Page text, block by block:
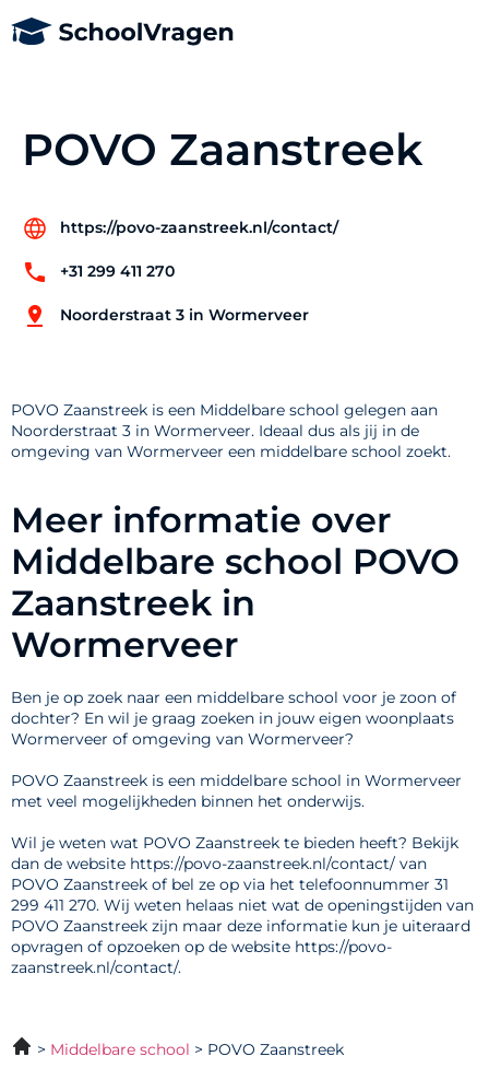
POVO Zaanstreek
https://povo-zaanstreek.nl/contact/
+31 299 411 270
Noorderstraat 3 in Wormerveer
POVO Zaanstreek is een Middelbare school gelegen aan
Noorderstraat 3 in Wormerveer. Ideaal dus als jij in de
omgeving van Wormerveer een middelbare school zoekt.
Meer informatie over
Middelbare school POVO
Zaanstreek in
Wormerveer
Ben je op zoek naar een middelbare school voor je zoon of
dochter? En wil je graag zoeken in jouw eigen woonplaats
Wormerveer of omgeving van Wormerveer?
POVO Zaanstreek is een middelbare school in Wormerveer
met veel mogelijkheden binnen het onderwijs.
Wil je weten wat POVO Zaanstreek te bieden heeft? Bekijk
dan de website https://povo-zaanstreek.nl/contact/ van
POVO Zaanstreek of bel ze op via het telefoonnummer 31
299 411 270. Wij weten helaas niet wat de openingstijden van
POVO Zaanstreek zijn maar deze informatie kun je uiteraard
opvragen of opzoeken op de website https://povo-
zaanstreek.nl/contact/.
Middelbare school POVO Zaanstreek